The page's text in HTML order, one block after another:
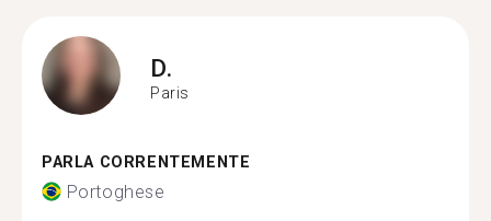
D.
Paris
PARLA CORRENTEMENTE
Portoghese